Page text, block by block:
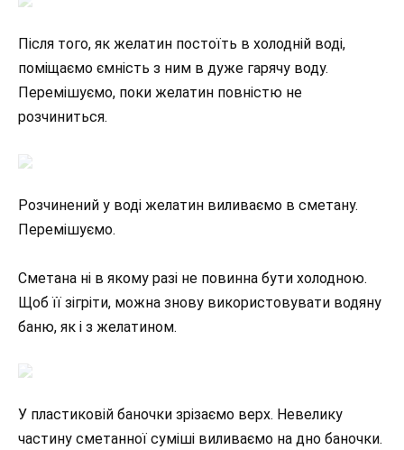
Після того, як желатин постоїть в холодній воді,
поміщаємо ємність з ним в дуже гарячу воду.
Перемішуємо, поки желатин повністю не
розчиниться.
Розчинений у воді желатин виливаємо в сметану.
Перемішуємо.
Сметана ні в якому разі не повинна бути холодною.
Щоб її зігріти, можна знову використовувати водяну
баню, як і з желатином.
У пластиковій баночки зрізаємо верх. Невелику
частину сметанної суміші виливаємо на дно баночки.